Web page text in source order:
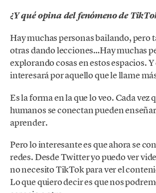
¿Y qué opina del fenómeno de
Hay muchas personas bailando, pero
otras dando lecciones…Hay muchas
explorando cosas en estos espacios.
interesará por aquello que le llame
Es la forma en la que lo veo. Cada vez
humanos se conectan pueden
aprender.
Pero lo interesante es que ahora se
redes. Desde Twitter yo puedo ver
no necesito TikTok para ver el
Lo que quiero decir es que nos